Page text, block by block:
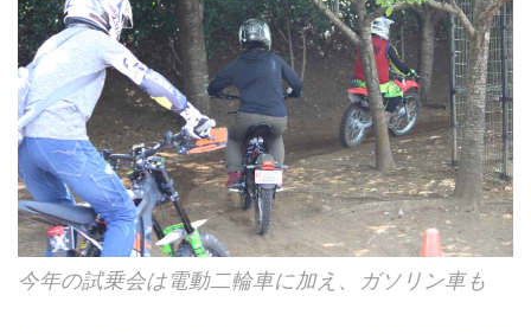
今年の試乗会は電動二輪車に加え、ガソリン車も